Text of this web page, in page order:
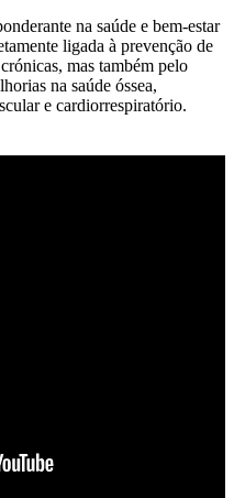
na saúde e bem-estar
ligada à prevenção de
mas também pelo
na saúde óssea,
e cardiorrespiratório.